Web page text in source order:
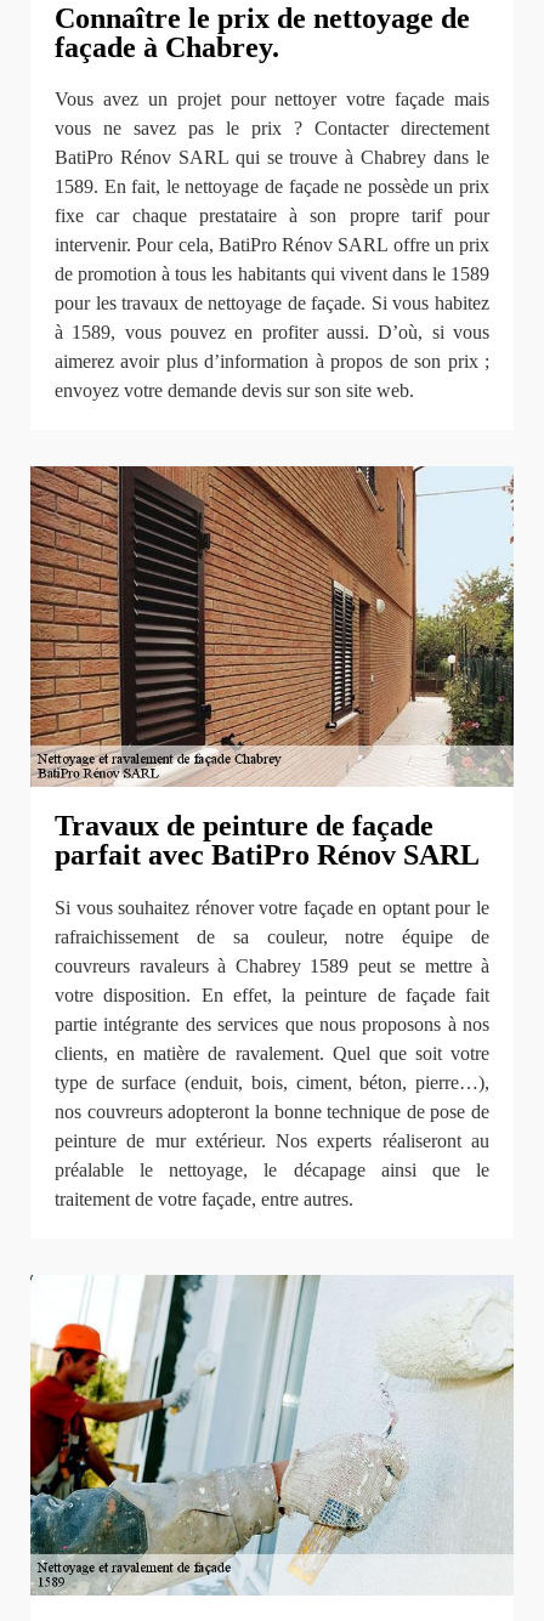
Connaître le prix de nettoyage de
façade à Chabrey.
Vous avez un projet pour nettoyer votre façade mais
vous ne savez pas le prix ? Contacter directement
BatiPro Rénov SARL qui se trouve à Chabrey dans le
1589. En fait, le nettoyage de façade ne possède un prix
fixe car chaque prestataire à son propre tarif pour
intervenir. Pour cela, BatiPro Rénov SARL offre un prix
de promotion à tous les habitants qui vivent dans le 1589
pour les travaux de nettoyage de façade. Si vous habitez
à 1589, vous pouvez en profiter aussi. D’où, si vous
aimerez avoir plus d’information à propos de son prix ;
envoyez votre demande devis sur son site web.
Travaux de peinture de façade
parfait avec BatiPro Rénov SARL
Si vous souhaitez rénover votre façade en optant pour le
rafraichissement de sa couleur, notre équipe de
couvreurs ravaleurs à Chabrey 1589 peut se mettre à
votre disposition. En effet, la peinture de façade fait
partie intégrante des services que nous proposons à nos
clients, en matière de ravalement. Quel que soit votre
type de surface (enduit, bois, ciment, béton, pierre…),
nos couvreurs adopteront la bonne technique de pose de
peinture de mur extérieur. Nos experts réaliseront au
préalable le nettoyage, le décapage ainsi que le
traitement de votre façade, entre autres.